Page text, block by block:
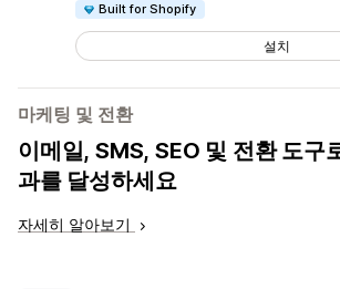
Built for Shopify
설치
마케팅 및 전환
이메일, SMS, SEO 및 전환 도구
과를 달성하세요
자세히 알아보기